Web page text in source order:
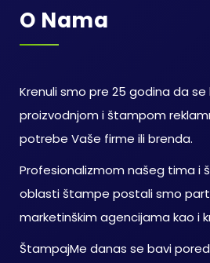
O Nama
Krenuli smo pre 25 godina da
proizvodnjom i štampom
potrebe Vaše firme ili brenda.
Profesionalizmom našeg tima i
oblasti štampe postali smo
marketinškim agencijama kao i
ŠtampajMe danas se bavi